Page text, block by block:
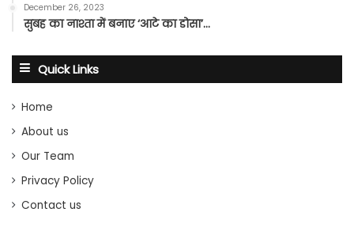
December 26, 2023
सुबह का नाश्ता में बनाए ‘आटे का डोसा’…
Quick Links
Home
About us
Our Team
Privacy Policy
Contact us